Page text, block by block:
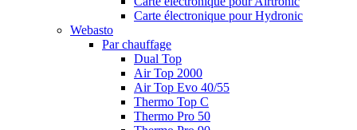
Carte électronique pour Hydronic
Webasto
Par chauffage
Dual Top
Air Top 2000
Air Top Evo 40/55
Thermo Top C
Thermo Pro 50